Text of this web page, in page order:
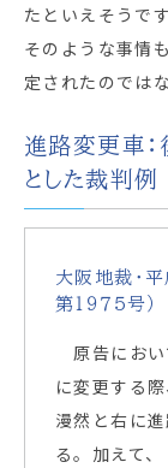
たといえそうです
そのような事情
定されたのでは
進路変更車：
とした裁判例
大阪地裁・平
第１９７５号）
原告におい
に変更する
漫然と右に
る。加えて